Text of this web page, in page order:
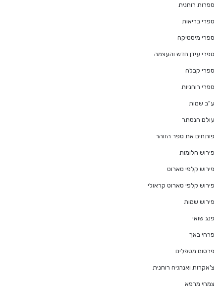
ספרות רוחנית
ספרי בריאות
ספרי מיסטיקה
ספרי עידן חדש והעצמה
ספרי קבלה
ספרי רוחניות
ע"ב שמות
עולם הנסתר
פותחים את ספר הזוהר
פירוש חלומות
פירוש קלפי טארוט
פירוש קלפי טארוט קראולי
פירוש שמות
פנג שואי
פרחי באך
פרסום מטפלים
צ'אקרות ואנרגיה רוחנית
צמחי מרפא